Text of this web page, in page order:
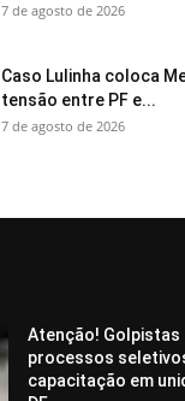
7 de agosto de 2026
Caso Lulinha coloca
tensão entre PF e...
7 de agosto de 2026
Atenção!
processos
capacitação em